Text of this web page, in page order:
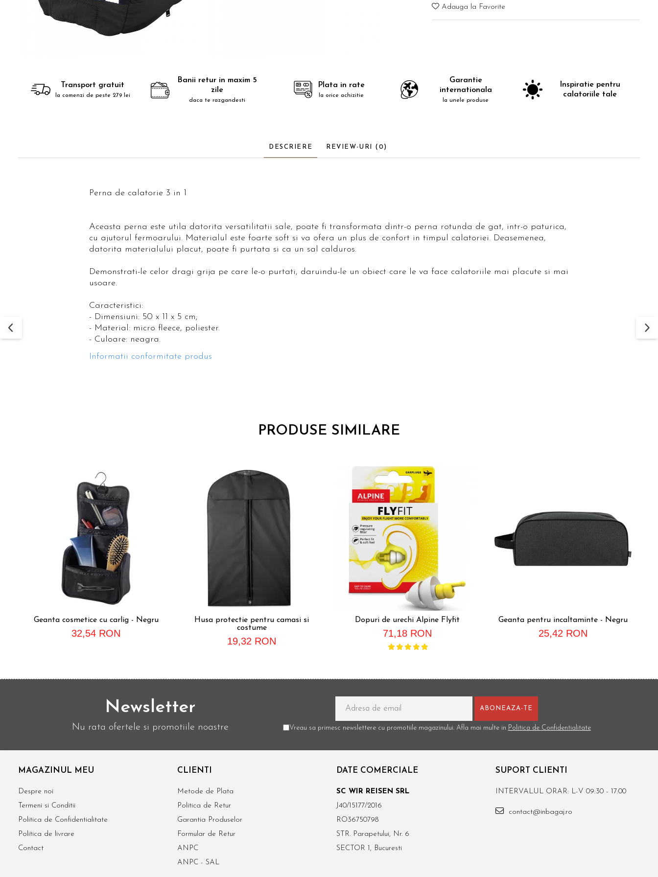
Adauga la Favorite
Transport gratuit
la comenzi de peste 279 lei
Banii retur in maxim 5
zile
daca te razgandesti
Plata in rate
la orice achizitie
Garantie
internationala
la unele produse
Inspiratie pentru
calatoriile tale
DESCRIERE REVIEW-URI (0)
Perna de calatorie 3 in 1
Aceasta perna este utila datorita versatilitatii sale, poate fi transformata dintr-o perna rotunda de gat, intr-o paturica,
cu ajutorul fermoarului. Materialul este foarte soft si va ofera un plus de confort in timpul calatoriei. Deasemenea,
datorita materialului placut, poate fi purtata si ca un sal calduros.
Demonstrati-le celor dragi grija pe care le-o purtati, daruindu-le un obiect care le va face calatoriile mai placute si mai
usoare.
Caracteristici:
- Dimensiuni: 50 x 11 x 5 cm;
- Material: micro fleece, poliester.
- Culoare: neagra.
Informatii conformitate produs
PRODUSE SIMILARE
Geanta cosmetice cu carlig - Negru
32,54 RON
Husa protectie pentru camasi si
costume
19,32 RON
Dopuri de urechi Alpine Flyfit
71,18 RON
Geanta pentru incaltaminte - Negru
25,42 RON
Newsletter
Nu rata ofertele si promotiile noastre Vreau sa primesc newslettere cu promotiile magazinului. Afla mai multe in Politica de Confidentialitate
MAGAZINUL MEU
Despre noi
Termeni si Conditii
Politica de Confidentialitate
Politica de livrare
Contact
CLIENTI
Metode de Plata
Politica de Retur
Garantia Produselor
Formular de Retur
ANPC
ANPC - SAL
DATE COMERCIALE
SC WIR REISEN SRL
J40/15177/2016
RO36750798
STR. Parapetului, Nr. 6
SECTOR 1, Bucuresti
SUPORT CLIENTI
INTERVALUL ORAR: L-V 09:30 - 17:00
contact@inbagaj.ro